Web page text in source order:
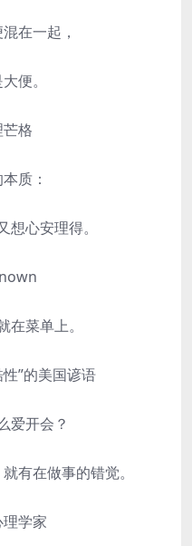
在一起，
便。
格
质：
想心安理得。
菜单上。
”的美国谚语
爱开会？
有在做事的错觉。
学家